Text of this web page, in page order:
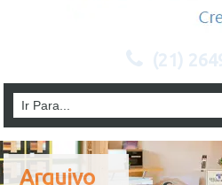
(21)
Arquivo